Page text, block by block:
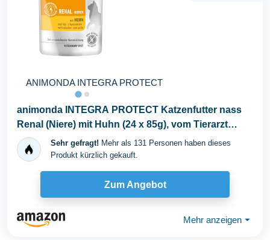
ANIMONDA INTEGRA PROTECT
animonda INTEGRA PROTECT Katzenfutter nass
Renal (Niere) mit Huhn (24 x 85g), vom Tierarzt
empfohlen...Sehr gefragt! Mehr als 131 Personen haben dieses
Produkt kürzlich gekauft.
Zum Angebot
Mehr anzeigen ⏷